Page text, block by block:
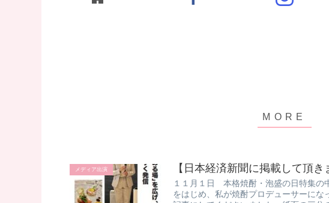
メディア出演 【日本経済新聞に掲載して頂き
１１月１日 本格焼酎・泡盛の日特集の
をはじめ、私が焼酎プロデューサーにな